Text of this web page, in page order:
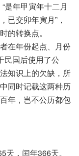
是年甲寅年十二月
已交卯年寅月”，
的转换点。
在年份起点、月份
民国后使用了公
知识上的欠缺，所
同时记载这两种历
年，岂不公历都包
，闰年366天。